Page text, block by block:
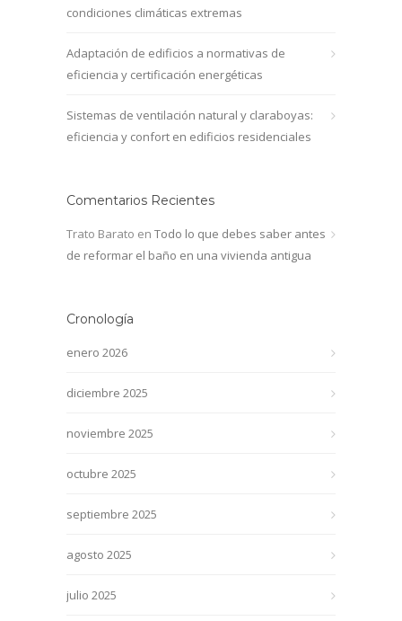
condiciones climáticas extremas
Adaptación de edificios a normativas de
eficiencia y certificación energéticas
Sistemas de ventilación natural y claraboyas:
eficiencia y confort en edificios residenciales
Comentarios Recientes
Trato Barato en Todo lo que debes saber antes
de reformar el baño en una vivienda antigua
Cronología
enero 2026
diciembre 2025
noviembre 2025
octubre 2025
septiembre 2025
agosto 2025
julio 2025